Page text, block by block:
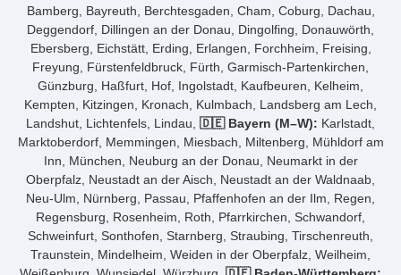
Bamberg, Bayreuth, Berchtesgaden, Cham, Coburg, Dachau,
Deggendorf, Dillingen an der Donau, Dingolfing, Donauwörth,
Ebersberg, Eichstätt, Erding, Erlangen, Forchheim, Freising,
Freyung, Fürstenfeldbruck, Fürth, Garmisch-Partenkirchen,
Günzburg, Haßfurt, Hof, Ingolstadt, Kaufbeuren, Kelheim,
Kempten, Kitzingen, Kronach, Kulmbach, Landsberg am Lech,
Landshut, Lichtenfels, Lindau, 🇩🇪 Bayern (M–W): Karlstadt,
Marktoberdorf, Memmingen, Miesbach, Miltenberg, Mühldorf am
Inn, München, Neuburg an der Donau, Neumarkt in der
Oberpfalz, Neustadt an der Aisch, Neustadt an der Waldnaab,
Neu-Ulm, Nürnberg, Passau, Pfaffenhofen an der Ilm, Regen,
Regensburg, Rosenheim, Roth, Pfarrkirchen, Schwandorf,
Schweinfurt, Sonthofen, Starnberg, Straubing, Tirschenreuth,
Traunstein, Mindelheim, Weiden in der Oberpfalz, Weilheim,